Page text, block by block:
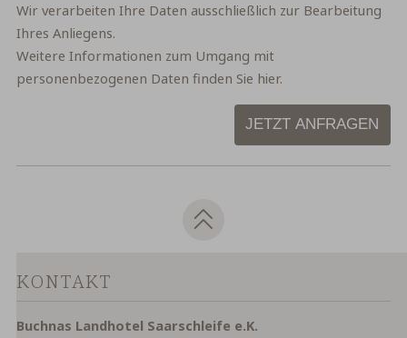
Wir verarbeiten Ihre Daten ausschließlich zur Bearbeitung
Ihres Anliegens.
Weitere Informationen zum Umgang mit
personenbezogenen Daten finden Sie hier.
JETZT ANFRAGEN
KONTAKT
Buchnas Landhotel Saarschleife e.K.